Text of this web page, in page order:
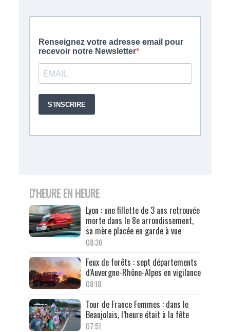
D'HEURE EN HEURE
Lyon : une fillette de 3 ans retrouvée
morte dans le 8e arrondissement,
sa mère placée en garde à vue
08:36
Feux de forêts : sept départements
d'Auvergne-Rhône-Alpes en vigilance
08:18
Tour de France Femmes : dans le
Beaujolais, l’heure était à la fête
07:51